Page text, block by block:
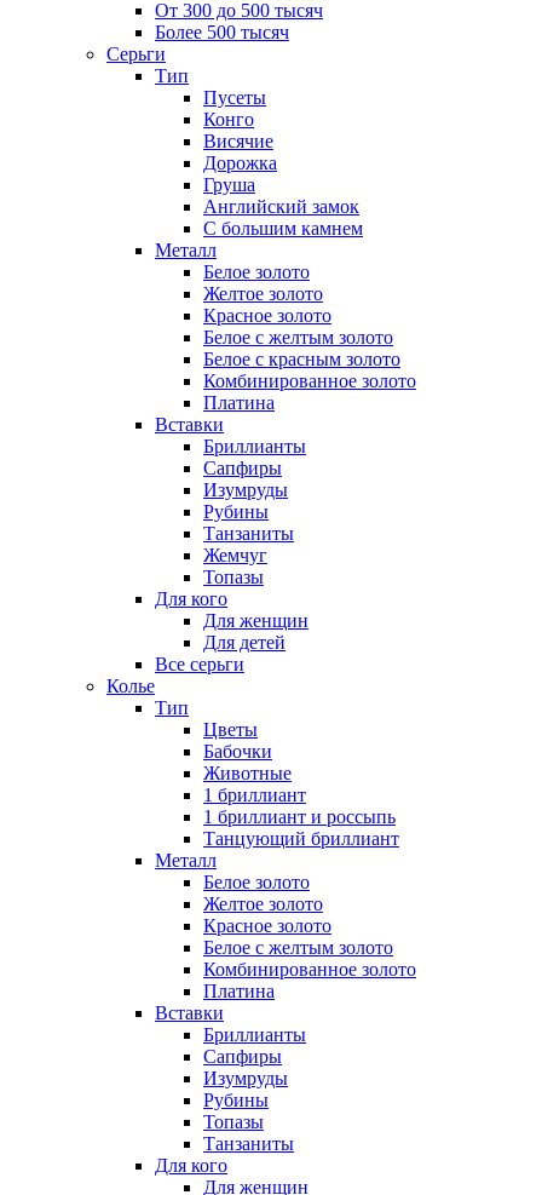
От 300 до 500 тысяч
Более 500 тысяч
Серьги
Тип
Пусеты
Конго
Висячие
Дорожка
Груша
Английский замок
С большим камнем
Металл
Белое золото
Желтое золото
Красное золото
Белое с желтым золото
Белое с красным золото
Комбинированное золото
Платина
Вставки
Бриллианты
Сапфиры
Изумруды
Рубины
Танзаниты
Жемчуг
Топазы
Для кого
Для женщин
Для детей
Все серьги
Колье
Тип
Цветы
Бабочки
Животные
1 бриллиант
1 бриллиант и россыпь
Танцующий бриллиант
Металл
Белое золото
Желтое золото
Красное золото
Белое с желтым золото
Комбинированное золото
Платина
Вставки
Бриллианты
Сапфиры
Изумруды
Рубины
Топазы
Танзаниты
Для кого
Для женщин